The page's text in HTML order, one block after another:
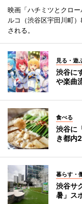
映画「ハチミツとクロ
ルコ（渋谷区宇田川町
される。
見る・遊
渋谷に
や楽曲
食べる
渋谷に
き都内
暮らす・
渋谷サ
暑」ス